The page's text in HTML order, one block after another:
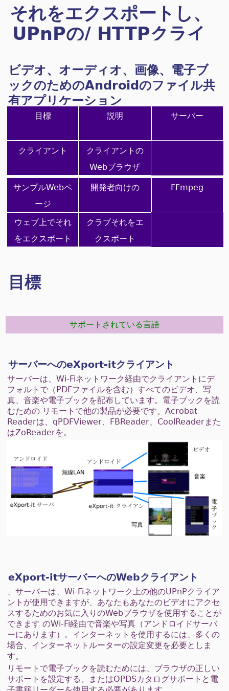
それをエクスポートし、
UPnPの/ HTTPクライ
ビデオ、オーディオ、画像、電子ブ
ックのためのAndroidのファイル共
有アプリケーション
目標 説明 サーバー
クライアント
クライアントの
Webブラウザ
サンプルWebペ
ージ
開発者向けの FFmpeg
ウェブ上でそれ
をエクスポート
クラブそれをエ
クスポート
目標
サポートされている言語
サーバーへのeXport-itクライアント
サーバーは、Wi-Fiネットワーク経由でクライアントにデ
フォルトで（PDFファイルを含む）すべてのビデオ、写
真、音楽や電子ブックを配布しています。電子ブックを読
むための リモートで他の製品が必要です。Acrobat
Readerは、qPDFViewer、FBReader、CoolReaderまた
はZoReaderを。
eXport-itサーバーへのWebクライアント
、サーバーは、Wi-Fiネットワーク上の他のUPnPクライア
ントが使用できますが、あなたもあなたのビデオにアクセ
スするためのお気に入りのWebブラウザを使用することが
できます のWi-Fi経由で音楽や写真（アンドロイドサーバ
ーにあります）。インターネットを使用するには、多くの
場合、インターネットルーターの設定変更を必要としま
す。
リモートで電子ブックを読むためには、ブラウザの正しい
サポートを設定する、またはOPDSカタログサポートと電